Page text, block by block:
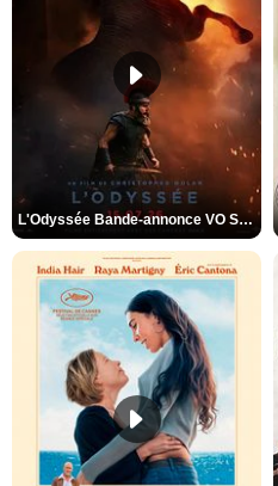
L'Odyssée Bande-annonce VO STFR